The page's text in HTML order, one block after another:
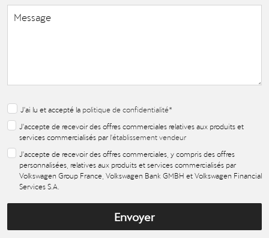
J'ai lu et accepté la politique de confidentialité*
J'accepte de recevoir des offres commerciales relatives aux produits et
services commercialisés par l'établissement vendeur
J'accepte de recevoir des offres commerciales, y compris des offres
personnalisées, relatives aux produits et services commercialisés par
Volkswagen Group France, Volkswagen Bank GMBH et Volkswagen Financial
Services S.A.
Envoyer